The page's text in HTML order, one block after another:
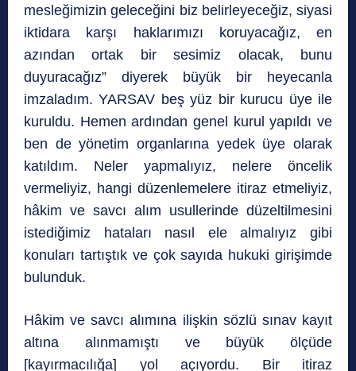
mesleğimizin geleceğini biz belirleyeceğiz, siyasi
iktidara karşı haklarımızı koruyacağız, en
azından ortak bir sesimiz olacak, bunu
duyuracağız” diyerek büyük bir heyecanla
imzaladım. YARSAV beş yüz bir kurucu üye ile
kuruldu. Hemen ardından genel kurul yapıldı ve
ben de yönetim organlarına yedek üye olarak
katıldım. Neler yapmalıyız, nelere öncelik
vermeliyiz, hangi düzenlemelere itiraz etmeliyiz,
hâkim ve savcı alım usullerinde düzeltilmesini
istediğimiz hataları nasıl ele almalıyız gibi
konuları tartıştık ve çok sayıda hukuki girişimde
bulunduk.
Hâkim ve savcı alımına ilişkin sözlü sınav kayıt
altına alınmamıştı ve büyük ölçüde
[kayırmacılığa] yol açıyordu. Bir itiraz